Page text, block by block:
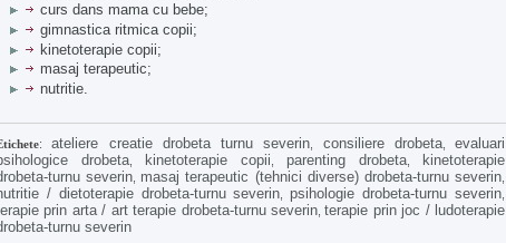
curs dans mama cu bebe;
gimnastica ritmica copii;
kinetoterapie copii;
masaj terapeutic;
nutritie.
:ateliere creatie drobeta turnu severin consiliere drobeta, evaluari
drobeta
kinetoterapie copii parenting drobeta
kinetoterapie
turnu severin masaj terapeutic (tehnici diverse) drobeta-turnu severin
/ dietoterapie drobeta-turnu severin psihologie drobeta-turnu severin
prin arta / art terapie drobeta-turnu severin,terapie prin joc / ludoterapie
turnu severin